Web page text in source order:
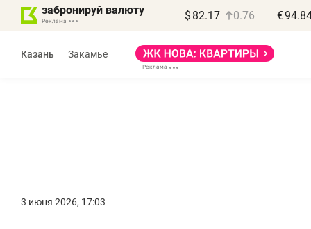
забронируй валюту $ 82.17 0.76 €
Казань Закамье
3 июня 2026, 17:03